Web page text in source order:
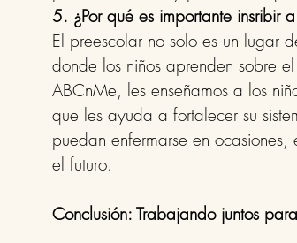
5. ¿Por qué es importante insribir
El preescolar no solo es un lugar
donde los niños aprenden sobre
ABCnMe, les enseñamos a los
que les ayuda a fortalecer su
puedan enfermarse en
el futuro.
Conclusión: Trabajando juntos